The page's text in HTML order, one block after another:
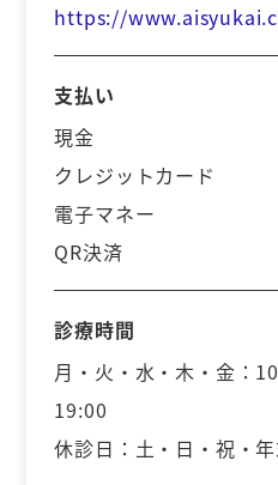
https://
支払い
現金
クレジットカード
電子マネー
QR決済
診療時間
月・火・水・木・金：
19:00
休診日：土・日・祝・